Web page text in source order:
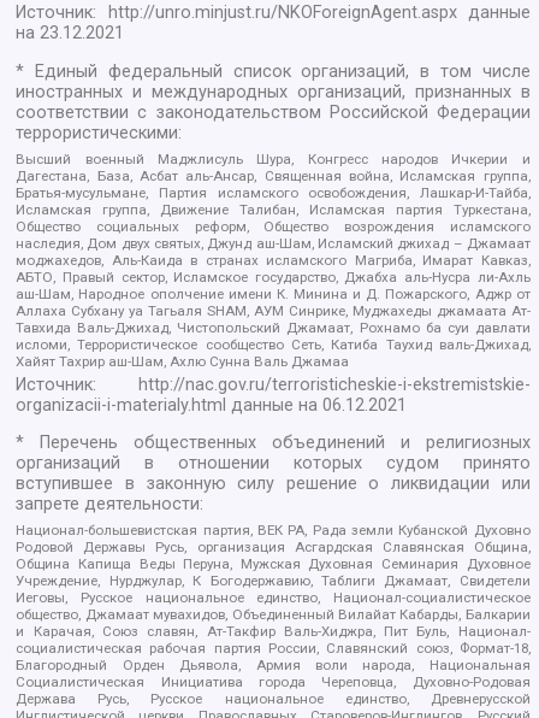
Источник: http://unro.minjust.ru/NKOForeignAgent.aspxданные
на23.12.2021
* Единый федеральный список организаций, в том числе
иностранных и международных организаций, признанных в
соответствии с законодательством Российской Федерации
террористическими:
Высший военный Маджлисуль Шура, Конгресс народов Ичкерии и
Дагестана, База, Асбат аль-Ансар, Священная война, Исламская группа,
Братья-мусульмане, Партия исламского освобождения, Лашкар-И-Тайба,
Исламская группа, Движение Талибан, Исламская партия Туркестана,
Общество социальных реформ, Общество возрождения исламского
наследия, Дом двух святых, Джунд аш-Шам, Исламский джихад – Джамаат
моджахедов, Аль-Каида в странах исламского Магриба, Имарат Кавказ,
АБТО, Правый сектор, Исламское государство, Джабха аль-Нусра ли-Ахль
аш-Шам, Народное ополчение имени К. Минина и Д. Пожарского, Аджр от
Аллаха Субхану уа Тагьаля SHAM, АУМ Синрике, Муджахеды джамаата Ат-
Тавхида Валь-Джихад, Чистопольский Джамаат, Рохнамо ба суи давлати
исломи, Террористическое сообщество Сеть, Катиба Таухид валь-Джихад,
Хайят Тахрир аш-Шам, Ахлю Сунна Валь Джамаа
Источник:
http://nac.gov.ru/terroristicheskie-i-ekstremistskie-
organizacii-i-materialy.html данные на06.12.2021
* Перечень общественных объединений и религиозных
организаций в отношении которых судом принято
вступившее в законную силу решение о ликвидации или
запрете деятельности:
Национал-большевистская партия, ВЕК РА, Рада земли Кубанской Духовно
Родовой Державы Русь, организация Асгардская Славянская Община,
Община Капища Веды Перуна, Мужская Духовная Семинария Духовное
Учреждение, Нурджулар, К Богодержавию, Таблиги Джамаат, Свидетели
Иеговы, Русское национальное единство, Национал-социалистическое
общество, Джамаат мувахидов, Объединенный Вилайат Кабарды, Балкарии
и Карачая, Союз славян, Ат-Такфир Валь-Хиджра, Пит Буль, Национал-
социалистическая рабочая партия России, Славянский союз, Формат-18,
Благородный Орден Дьявола, Армия воли народа, Национальная
Социалистическая Инициатива города Череповца, Духовно-Родовая
Держава Русь, Русское национальное единство, Древнерусской